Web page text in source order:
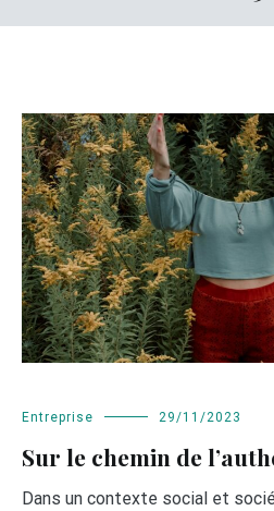
Entreprise 29/11/2023
Sur le chemin de
Dans un contexte social et